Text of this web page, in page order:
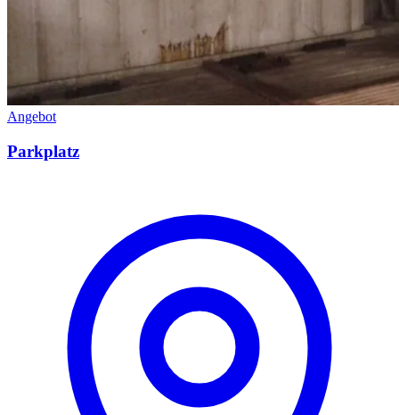
Angebot
Parkplatz